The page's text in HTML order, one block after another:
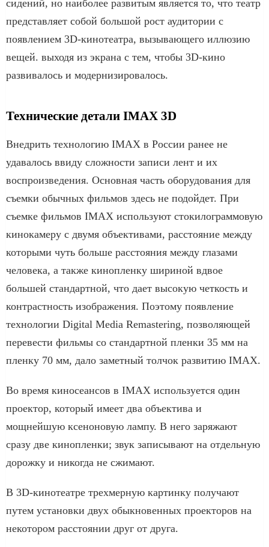
сидений, но наиболее развитым является то, что театр
представляет собой большой рост аудитории с
появлением 3D-кинотеатра, вызывающего иллюзию
вещей. выходя из экрана с тем, чтобы 3D-кино
развивалось и модернизировалось.
Технические детали IMAX 3D
Внедрить технологию IMAX в России ранее не
удавалось ввиду сложности записи лент и их
воспроизведения. Основная часть оборудования для
съемки обычных фильмов здесь не подойдет. При
съемке фильмов IMAX используют стокилограммовую
кинокамеру с двумя объективами, расстояние между
которыми чуть больше расстояния между глазами
человека, а также кинопленку шириной вдвое
большей стандартной, что дает высокую четкость и
контрастность изображения. Поэтому появление
технологии Digital Media Remastering, позволяющей
перевести фильмы со стандартной пленки 35 мм на
пленку 70 мм, дало заметный толчок развитию IMAX.
Во время киносеансов в IMAX используется один
проектор, который имеет два объектива и
мощнейшую ксеноновую лампу. В него заряжают
сразу две кинопленки; звук записывают на отдельную
дорожку и никогда не сжимают.
В 3D-кинотеатре трехмерную картинку получают
путем установки двух обыкновенных проекторов на
некотором расстоянии друг от друга.